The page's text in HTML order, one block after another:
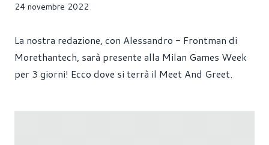
24 novembre 2022
La nostra redazione, con Alessandro - Frontman di
Morethantech, sarà presente alla Milan Games Week
per 3 giorni! Ecco dove si terrà il Meet And Greet.